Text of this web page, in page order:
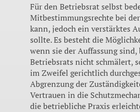
Für den Betriebsrat selbst
Mitbestimmungsrechte bei
kann, jedoch ein verstärktes
sollte. Es besteht die
wenn sie der Auffassung
Betriebsrats nicht schmälert,
im Zweifel gerichtlich
Abgrenzung der
Vertrauen in die
die betriebliche Praxis